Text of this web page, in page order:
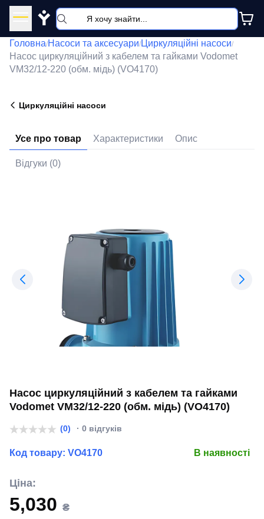
Y
Головна/Насоси та аксесуари/ Циркуляційні насоси/
Насос циркуляційний з кабелем та гайками Vodomet
VM32/12-220 (обм. мідь) (VO4170)
Циркуляційні насоси
Усе про товар Характеристики Опис
Відгуки (0)
Насос циркуляційний з кабелем та гайками
Vodomet VM32/12-220 (обм. мідь) (VO4170)
(0) · 0 відгуків
Код товару: VO4170 В наявності
Ціна:
5,030 ₴